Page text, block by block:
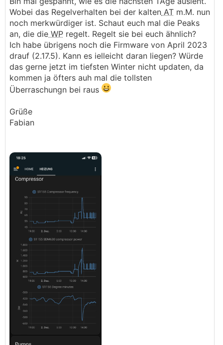
Wobei das Regelverhalten bei der kalten AT m.M. nun
noch merkwürdiger ist. Schaut euch mal die Peaks
an, die die WP regelt. Regelt sie bei euch ähnlich?
Ich habe übrigens noch die Firmware von April 2023
drauf (2.17.5). Kann es ielleicht daran liegen? Würde
das gerne jetzt im tiefsten Winter nicht updaten, da
kommen ja öfters auh mal die tollsten
Überraschungn bei raus
Grüße
Fabian